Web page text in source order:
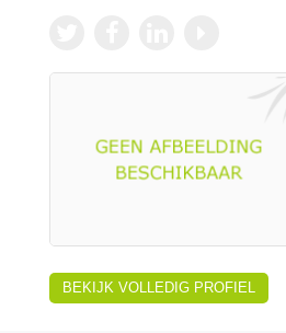
BEKIJK VOLLEDIG PROFIEL